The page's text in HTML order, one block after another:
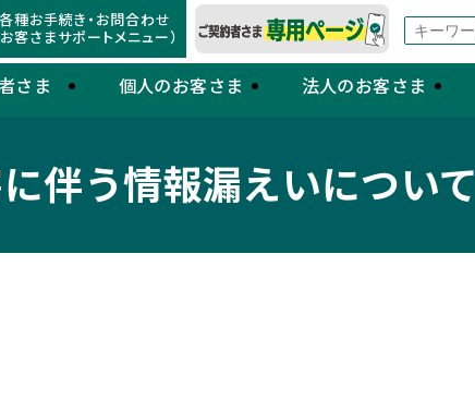
各種お手続き・お問合わせ
お客さまサポートメニュー）
さま 個人のお客さま 法人のお客さま
伴う情報漏えいについて